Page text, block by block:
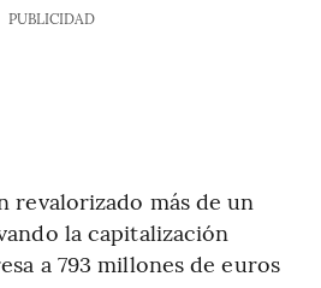
PUBLICIDAD
revalorizado más de un
la capitalización
a 793 millones de euros